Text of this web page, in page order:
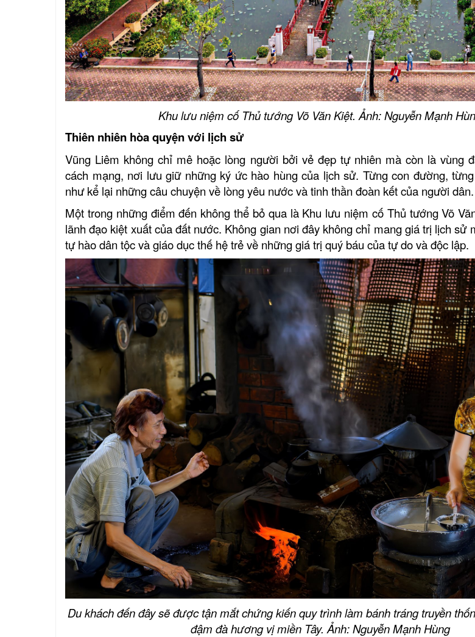
Khu lưu niệm cố Thủ tướng Võ Văn Kiệt. Ảnh: Nguyễn Mạnh
Thiên nhiên hòa quyện với lịch sử
Vũng Liêm không chỉ mê hoặc lòng người bởi vẻ đẹp tự nhiên mà còn là vùng
cách mạng, nơi lưu giữ những ký ức hào hùng của lịch sử. Từng con đường,
như kể lại những câu chuyện về lòng yêu nước và tinh thần đoàn kết của người dân.
Một trong những điểm đến không thể bỏ qua là Khu lưu niệm cố Thủ tướng Võ
lãnh đạo kiệt xuất của đất nước. Không gian nơi đây không chỉ mang giá trị lịch sử
tự hào dân tộc và giáo dục thế hệ trẻ về những giá trị quý báu của tự do và độc lập.
Du khách đến đây sẽ được tận mắt chứng kiến quy trình làm bánh tráng truyền
đậm đà hương vị miền Tây. Ảnh: Nguyễn Mạnh Hùng
Khu tưởng niệm cố Thủ tướng Võ
Văn Kiệt
BẢO TÀNG VĨNH LONG
Khu lưu niệm Giáo sư, Viện sĩ
Trần Đại Nghĩa
Nhà dừa CocoHome
Khu lưu niệm Chủ tịch Hội đồng
Bộ trưởng Phạm Hùng
KHU DU LỊCH VINH SANG
VĂN THÁNH MIẾU VĨNH LONG
Đình Tân Hoa